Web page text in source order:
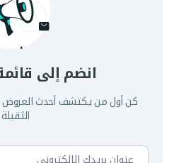
انضم إلى
كن أول من يكتشف أحدث العروض
الثقيلة